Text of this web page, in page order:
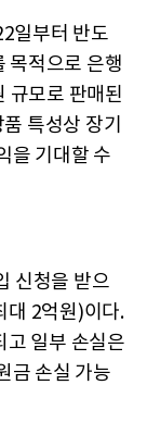
일부터 반도
목적으로 은행
규모로 판매된
특성상 장기
을 기대할 수
신청을 받으
대 2억원)이다.
고 일부 손실은
금 손실 가능